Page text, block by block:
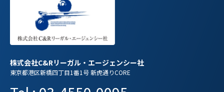
株式会社C&Rリーガル・エージェンシー社
東京都港区新橋四丁目1番1号 新虎通りCORE